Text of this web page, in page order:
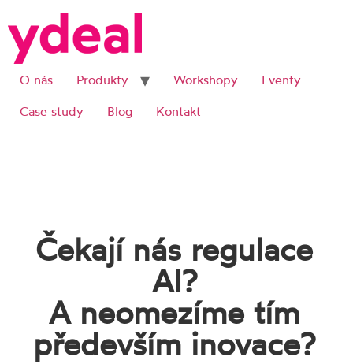
O nás Produkty Workshopy
Eventy
Case study
Blog Kontakt
Čekají nás regulace
AI?
A neomezíme tím
především inovace?